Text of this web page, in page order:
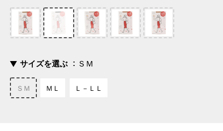
サイズを選ぶ ＳＭ
ＳＭ ＭＬ Ｌ－ＬＬ